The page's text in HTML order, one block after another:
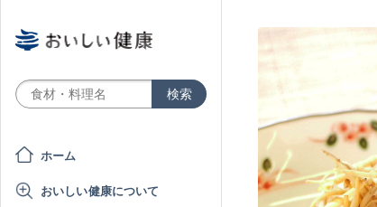
ホーム
おいしい健康について